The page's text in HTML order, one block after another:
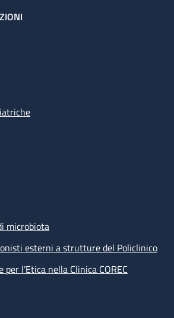
microbiota
esterni a strutture del Policlinico
l’Etica nella Clinica COREC